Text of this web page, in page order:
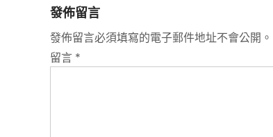
發佈留言
發佈留言必須填寫的電子郵件地址不會公開。
留言 *